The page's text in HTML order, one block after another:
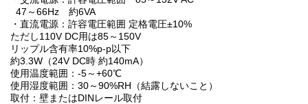
47～66Hz 約6VA
・直流電源：許容電圧範囲 定格電圧±10%
ただし110V DC用は85～150V
リップル含有率10%p-p以下
約3.3W（24V DC時 約140mA）
使用温度範囲：-5～+60℃
使用湿度範囲：30～90%RH（結露しないこと）
取付：壁またはDINレール取付